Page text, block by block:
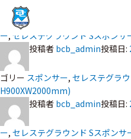
ー, セレステグラウンド Sスポン
投稿者 bcb_admin投稿日:
ゴリー スポンサー, セレステグラ
H900XW2000mm)
投稿者 bcb_admin投稿日:
ー, セレステグラウンド Sスポン